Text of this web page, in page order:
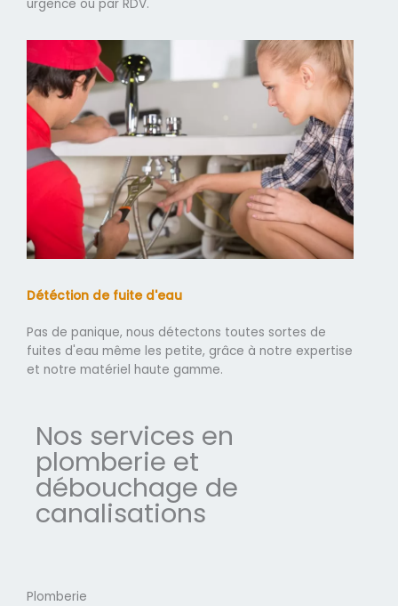
urgence ou par RDV.
Détéction de fuite d'eau
Pas de panique, nous détectons toutes sortes de
fuites d'eau même les petite, grâce à notre expertise
et notre matériel haute gamme.
Nos services en
plomberie et
débouchage de
canalisations
Plomberie